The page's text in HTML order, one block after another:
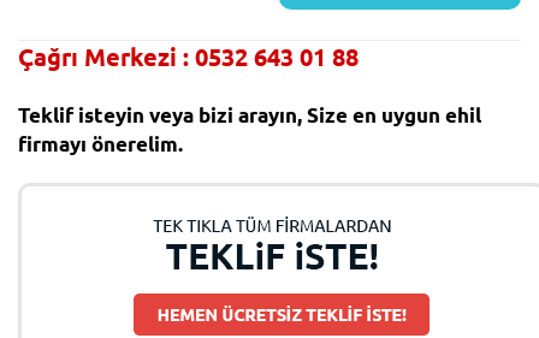
Çağrı Merkezi : 0532 643 01 88
Teklif isteyin veya bizi arayın, Size en uygun ehil
firmayı önerelim.